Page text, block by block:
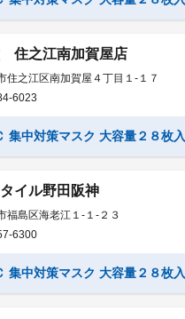
住之江南加賀屋店
住之江区南加賀屋４丁目１-１７
6023
集中対策マスク 大容量２８枚入
イル野田阪神
福島区海老江１-１-２３
6300
集中対策マスク 大容量２８枚入